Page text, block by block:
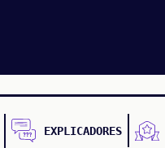
EXPLICADORES